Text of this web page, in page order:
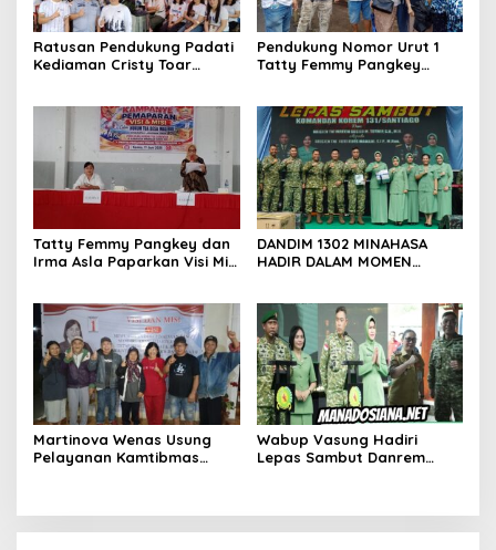
Ratusan Pendukung Padati
Kediaman Cristy Toar
Calon Hukum Tua
Walantakan
Pendukung Nomor Urut 1
Tatty Femmy Pangkey
Misi di Desa Waleure
Tatty Femmy Pangkey dan
Irma Asla Paparkan Visi Misi
Waleure
DANDIM 1302 MINAHASA
HADIR DALAM MOMEN
Martinova Wenas Usung
Pelayanan Kamtibmas
Wabup Vasung Hadiri
Lepas Sambut Danrem